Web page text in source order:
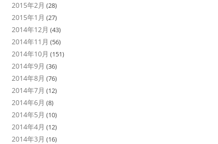
2015年2月 (28)
2015年1月 (27)
2014年12月 (43)
2014年11月 (56)
2014年10月 (151)
2014年9月 (36)
2014年8月 (76)
2014年7月 (12)
2014年6月 (8)
2014年5月 (10)
2014年4月 (12)
2014年3月 (16)